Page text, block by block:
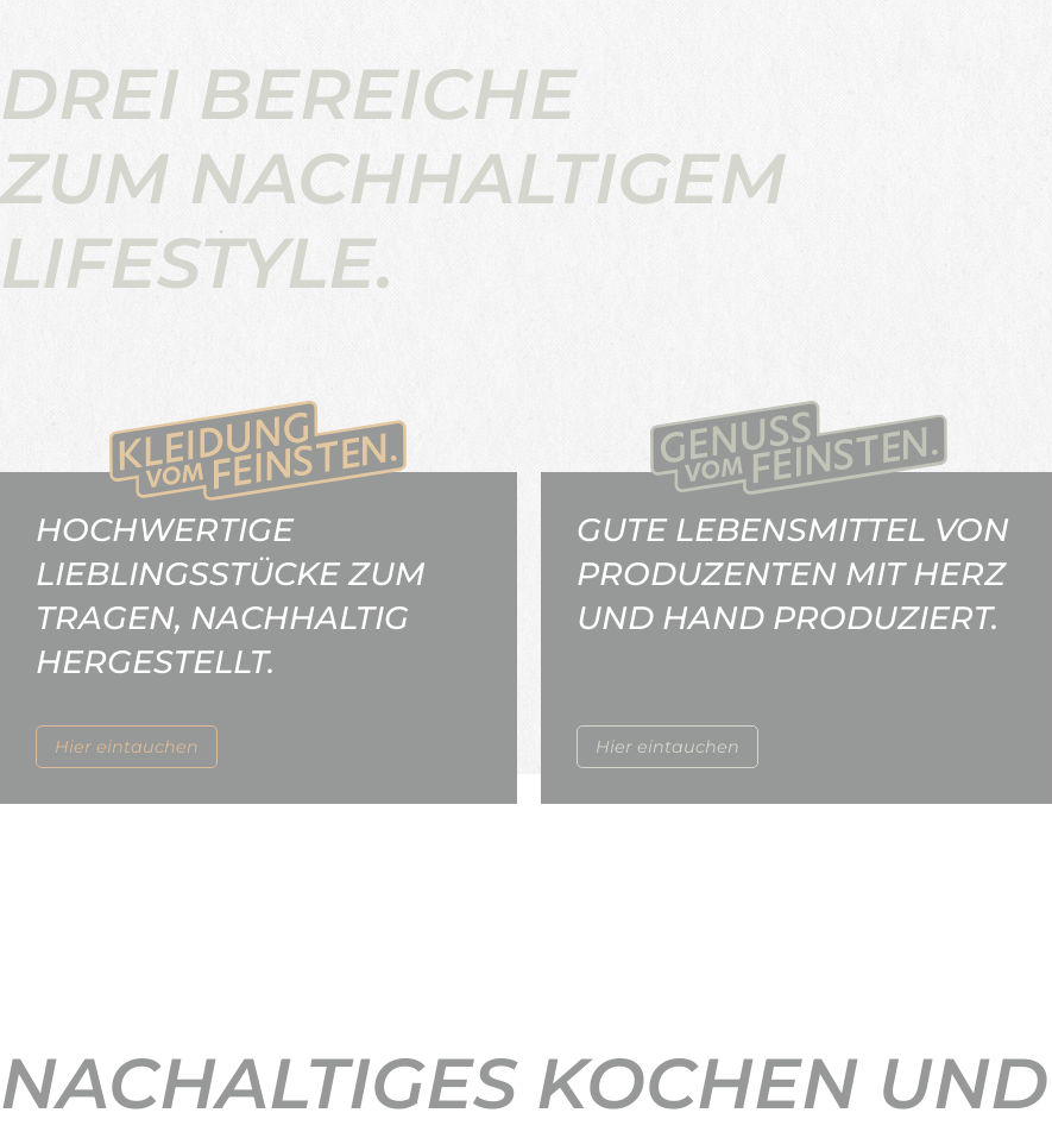
DREI BEREICHE
ZUM NACHHALTIGEM
LIFESTYLE.
Hier eintauchen
HOCHWERTIGE
LIEBLINGSSTÜCKE ZUM
TRAGEN, NACHHALTIG
HERGESTELLT.
Hier eintauchen
GUTE LEBENSMITTEL VON
PRODUZENTEN MIT HERZ
UND HAND PRODUZIERT.
NACHALTIGES KOCHEN